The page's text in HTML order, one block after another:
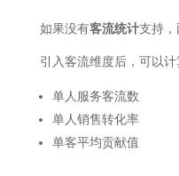
如果没有客流统计支持，
引入客流维度后，可以计
单人服务客流数
单人销售转化率
单客平均贡献值